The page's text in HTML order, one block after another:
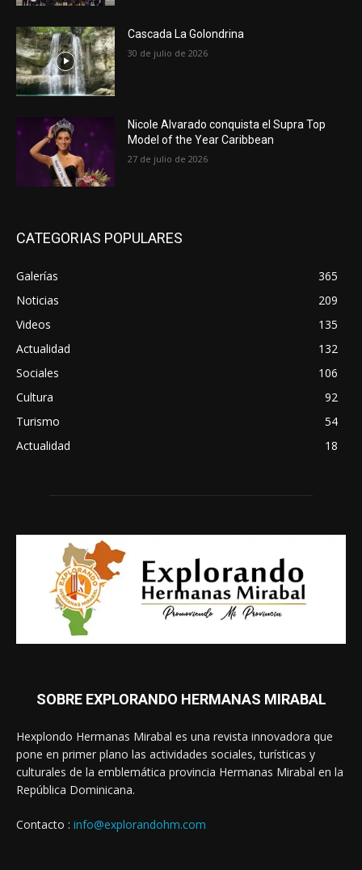
Cascada La Golondrina
30 de julio de 2026
Nicole Alvarado conquista el Supra Top
Model of the Year Caribbean
27 de julio de 2026
CATEGORIAS POPULARES
Galerías
365
Noticias
209
Videos
135
Actualidad
132
Sociales
106
Cultura
92
Turismo
54
Actualidad
18
SOBRE EXPLORANDO HERMANAS MIRABAL
Hexplondo Hermanas Mirabal es una revista innovadora que
pone en primer plano las actividades sociales, turísticas y
culturales de la emblemática provincia Hermanas Mirabal en la
República Dominicana.
Contacto : info@explorandohm.com